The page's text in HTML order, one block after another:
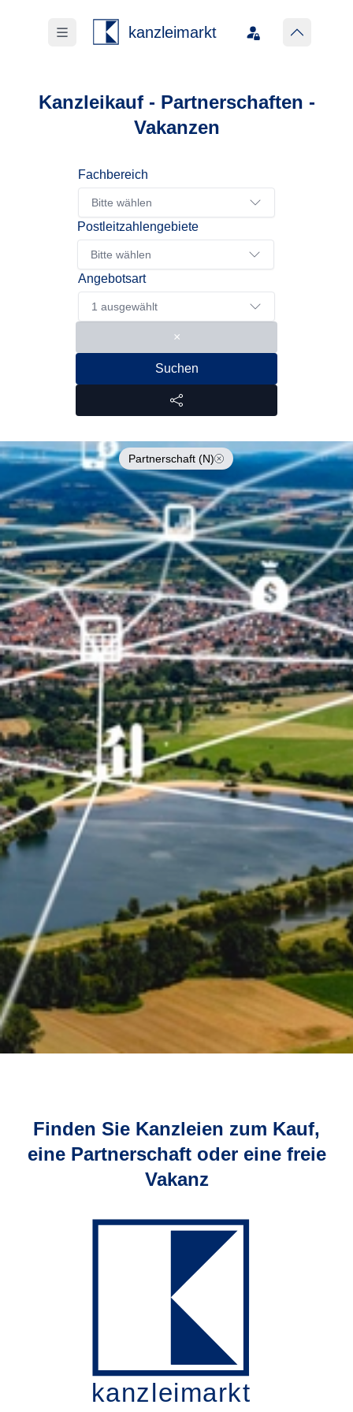
kanzleimarkt
Kanzleikauf - Partnerschaften -
Vakanzen
Fachbereich
Bitte wählen
Postleitzahlengebiete
Bitte wählen
Angebotsart
1 ausgewählt
×
Suchen
Partnerschaft (N)
Finden Sie Kanzleien zum Kauf,
eine Partnerschaft oder eine freie
Vakanz
kanzleimarkt